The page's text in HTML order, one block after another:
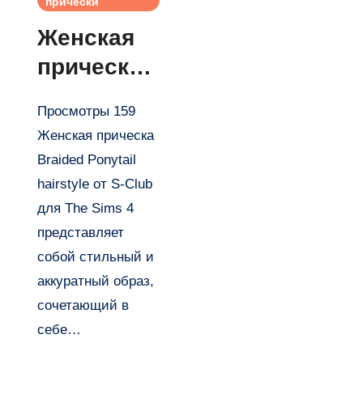
Женская
прическа
Ponytail
hairstyle
от S-Club
Просмотры 159
Женская прическа
Braided Ponytail
hairstyle от S-Club
для The Sims 4
представляет
собой стильный и
аккуратный образ,
сочетающий в
себе…